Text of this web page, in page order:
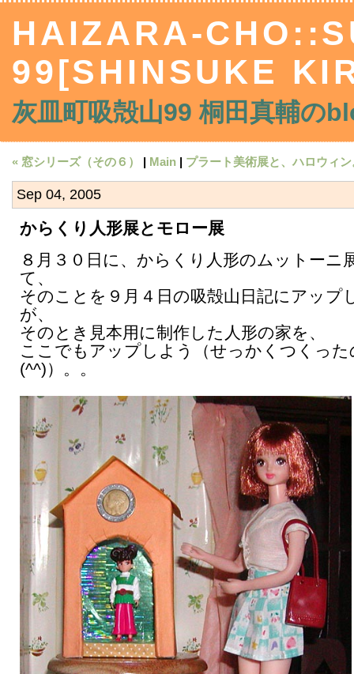
HAIZARA-
99[SHINSUKE
灰皿町吸殻山99 桐田真輔の
« 窓シリーズ（その６） | Main | プラート美術展と、ハロウィン
Sep 04, 2005
からくり人形展とモロー展
８月３０日に、からくり人形のムットーニ
て、
そのことを９月４日の吸殻山日記にアップ
が、
そのとき見本用に制作した人形の家を、
ここでもアップしよう（せっかくつくった
(^^)）。。